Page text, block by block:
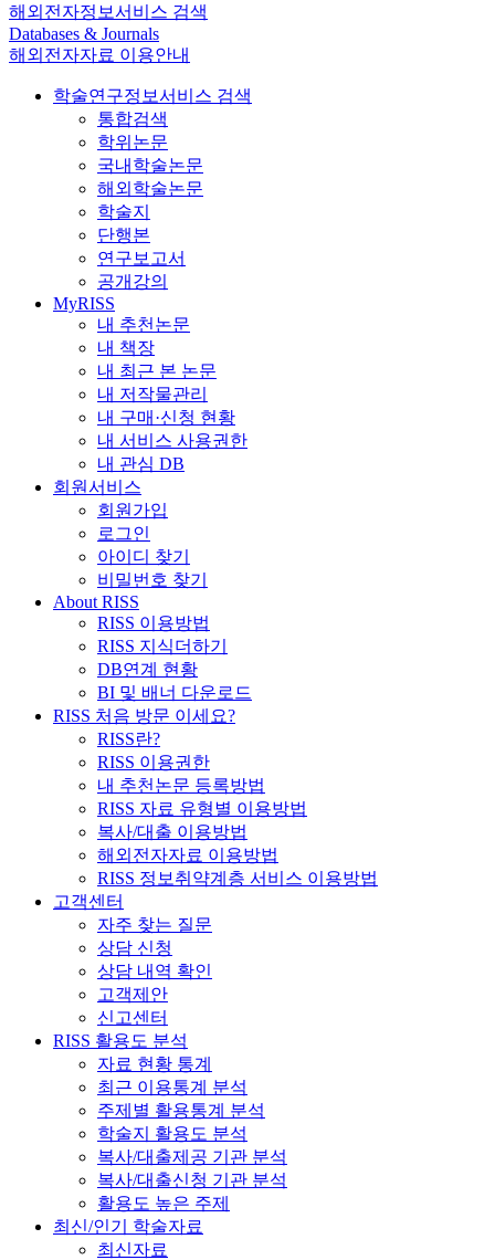
해외전자정보서비스 검색
Databases & Journals
해외전자자료 이용안내
학술연구정보서비스 검색
통합검색
학위논문
국내학술논문
해외학술논문
학술지
단행본
연구보고서
공개강의
MyRISS
내 추천논문
내 책장
내 최근 본 논문
내 저작물관리
내 구매·신청 현황
내 서비스 사용권한
내 관심 DB
회원서비스
회원가입
로그인
아이디 찾기
비밀번호 찾기
About RISS
RISS 이용방법
RISS 지식더하기
DB연계 현황
BI 및 배너 다운로드
RISS 처음 방문 이세요?
RISS란?
RISS 이용권한
내 추천논문 등록방법
RISS 자료 유형별 이용방법
복사/대출 이용방법
해외전자자료 이용방법
RISS 정보취약계층 서비스 이용방법
고객센터
자주 찾는 질문
상담 신청
상담 내역 확인
고객제안
신고센터
RISS 활용도 분석
자료 현황 통계
최근 이용통계 분석
주제별 활용통계 분석
학술지 활용도 분석
복사/대출제공 기관 분석
복사/대출신청 기관 분석
활용도 높은 주제
최신/인기 학술자료
최신자료